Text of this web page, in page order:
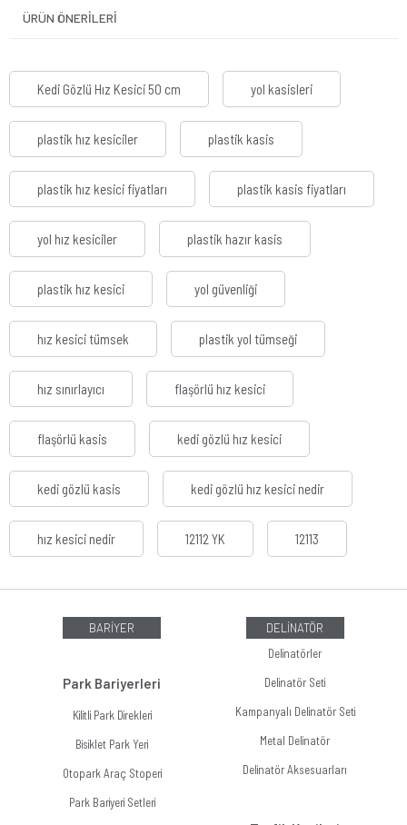
ÜRÜN ÖNERILERI
Kedi Gözlü Hız Kesici 50 cm yol kasisleri
plastik hız kesiciler plastik kasis
plastik hız kesici fiyatları plastik kasis fiyatları
yol hız kesiciler plastik hazır kasis
plastik hız kesici yol güvenliği
hız kesici tümsek plastik yol tümseği
hız sınırlayıcı flaşörlü hız kesici
flaşörlü kasis kedi gözlü hız kesici
kedi gözlü kasis kedi gözlü hız kesici nedir
hız kesici nedir 12112 YK 12113
BARİYER
Park Bariyerleri
Kilitli Park Direkleri
Bisiklet Park Yeri
Otopark Araç Stoperi
Park Bariyeri Setleri
DELİNATÖR
Delinatörler
Delinatör Seti
Kampanyalı Delinatör Seti
Metal Delinatör
Delinatör Aksesuarları